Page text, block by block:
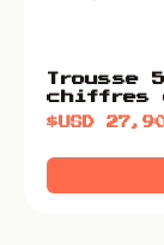
chiffres
$USD